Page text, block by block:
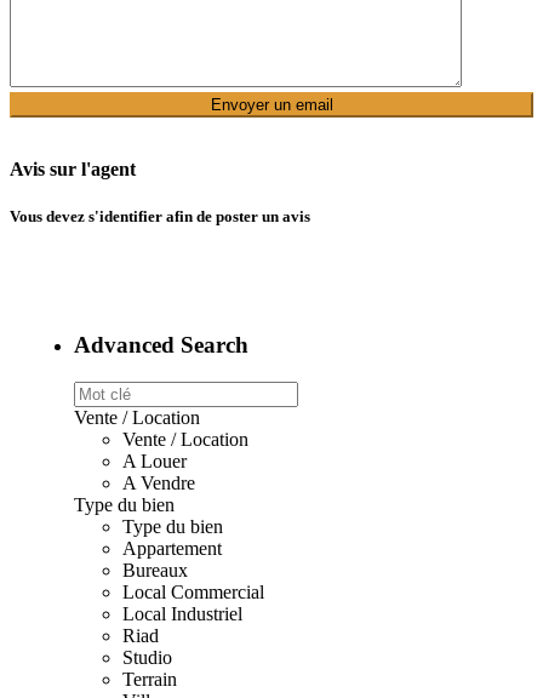
Avis sur l'agent
Vous devez s'identifier afin de poster un avis
Advanced Search
Vente / Location
Vente / Location
A Louer
A Vendre
Type du bien
Type du bien
Appartement
Bureaux
Local Commercial
Local Industriel
Riad
Studio
Terrain